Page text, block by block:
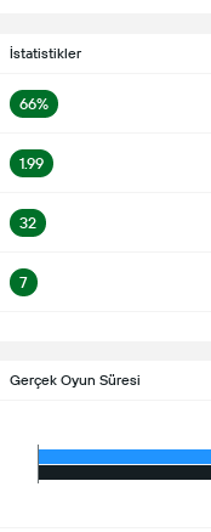
İstatistikler
66%
1.99
32
7
Gerçek Oyun Süresi